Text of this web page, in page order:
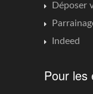
Déposer
Indeed
Pour les